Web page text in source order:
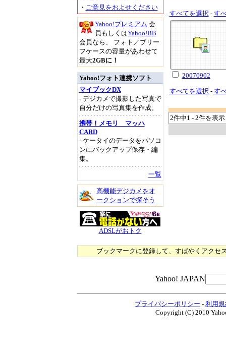
・ ご意見をおよせください
Yahoo!プレミアム 会
員もしくはYahoo!BB
会員なら、 フォト／ブリー
フケースの容量があわせて
最大2GBに！
Yahoo!フォト連携ソフト
マイブックDX
- デジカメで撮影した写真で
自分だけの写真集を作成。
携帯！メモリ マッハ
CARD
- ケータイのデータをパソコ
ンにバックアップ保存・編
集。
一覧
高機能デジカメをオ
ークションで探そう
ADSLがおトク
すべてを選択 - す
20070902
すべてを選択 - す
2件中1 - 2件を表示
ブックマークに登録して、すばやくアクセ
Yahoo! JAPAN
プライバシーポリシー - 利用
Copyright (C) 2010